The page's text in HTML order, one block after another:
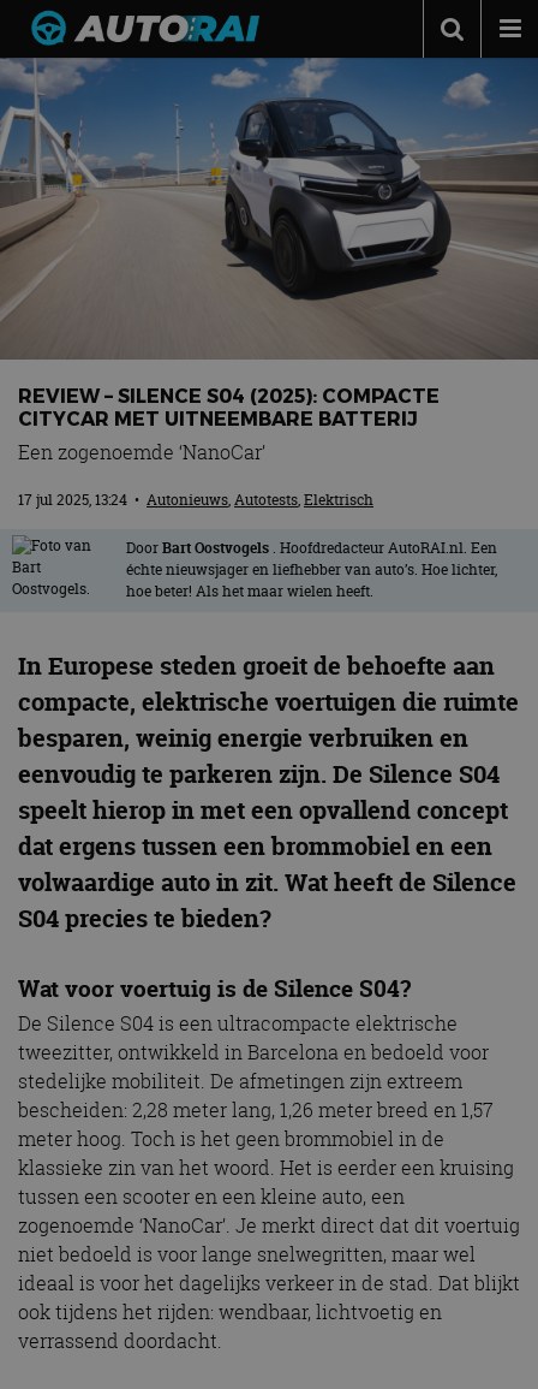
Autonieuws
Podcast
Autotests
Automerken
Adverteren
MotorRAI.nl
REVIEW – SILENCE S04 (2025): COMPACTE
CITYCAR MET UITNEEMBARE BATTERIJ
Een zogenoemde ‘NanoCar’
17 jul 2025, 13:24 • Autonieuws,Autotests,Elektrisch
DoorBart Oostvogels . Hoofdredacteur AutoRAI.nl. Een
échte nieuwsjager en liefhebber van auto’s. Hoe lichter,
hoe beter! Als het maar wielen heeft.
In Europese steden groeit de behoefte aan
compacte, elektrische voertuigen die ruimte
besparen, weinig energie verbruiken en
eenvoudig te parkeren zijn. De Silence S04
speelt hierop in met een opvallend concept
dat ergens tussen een brommobiel en een
volwaardige auto in zit. Wat heeft de Silence
S04 precies te bieden?
Wat voor voertuig is de Silence S04?
De Silence S04 is een ultracompacte elektrische
tweezitter, ontwikkeld in Barcelona en bedoeld voor
stedelijke mobiliteit. De afmetingen zijn extreem
bescheiden: 2,28 meter lang, 1,26 meter breed en 1,57
meter hoog. Toch is het geen brommobiel in de
klassieke zin van het woord. Het is eerder een kruising
tussen een scooter en een kleine auto, een
zogenoemde ‘NanoCar’. Je merkt direct dat dit voertuig
niet bedoeld is voor lange snelwegritten, maar wel
ideaal is voor het dagelijks verkeer in de stad. Dat blijkt
ook tijdens het rijden: wendbaar, lichtvoetig en
verrassend doordacht.